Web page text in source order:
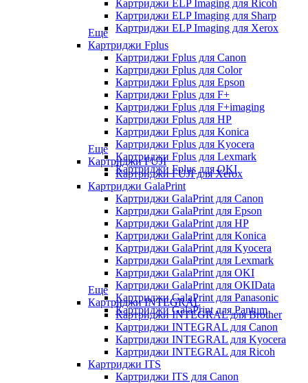
Картриджи ELP Imaging для Ricoh
Картриджи ELP Imaging для Sharp
Картриджи ELP Imaging для Xerox
Еще
Картриджи Fplus
Картриджи Fplus для Canon
Картриджи Fplus для Color
Картриджи Fplus для Epson
Картриджи Fplus для F+
Картриджи Fplus для F+imaging
Картриджи Fplus для HP
Картриджи Fplus для Konica
Картриджи Fplus для Kyocera
Картриджи Fplus для Lexmark
Картриджи Fplus для OKI
Еще
Картриджи FUJI
Картриджи FUJI для Xerox
Картриджи GalaPrint
Картриджи GalaPrint для Canon
Картриджи GalaPrint для Epson
Картриджи GalaPrint для HP
Картриджи GalaPrint для Konica
Картриджи GalaPrint для Kyocera
Картриджи GalaPrint для Lexmark
Картриджи GalaPrint для OKI
Картриджи GalaPrint для OKIData
Картриджи GalaPrint для Panasonic
Картриджи GalaPrint для Pantum
Еще
Картриджи INTEGRAL
Картриджи INTEGRAL для Brother
Картриджи INTEGRAL для Canon
Картриджи INTEGRAL для Kyocera
Картриджи INTEGRAL для Ricoh
Картриджи ITS
Картриджи ITS для Canon